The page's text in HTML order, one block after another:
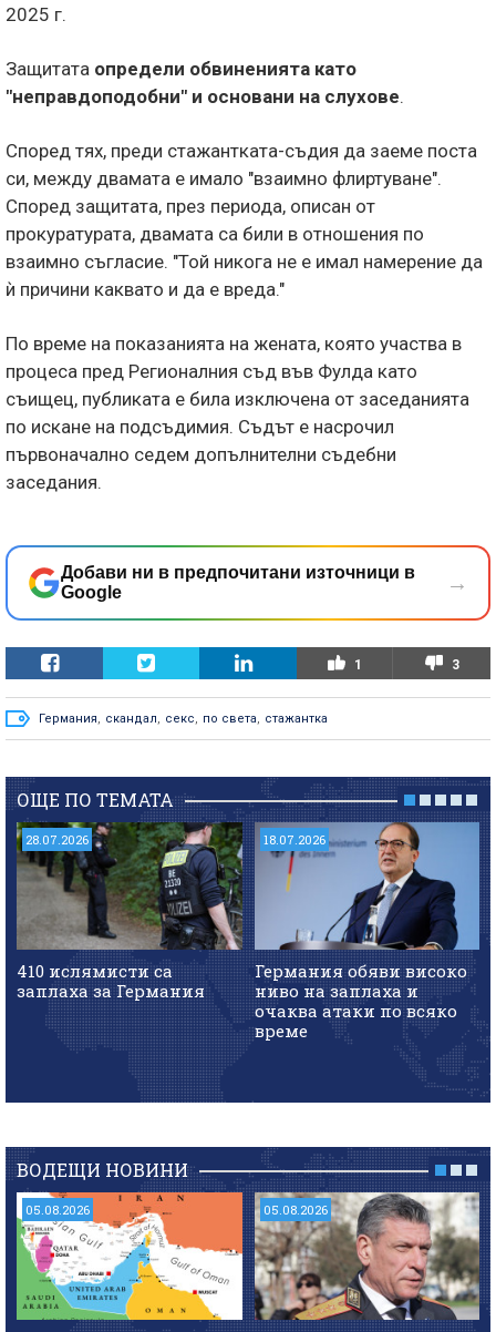
2025 г.
Защитата определи обвиненията като
"неправдоподобни" и основани на слухове.
Според тях, преди стажантката-съдия да заеме поста
си, между двамата е имало "взаимно флиртуване".
Според защитата, през периода, описан от
прокуратурата, двамата са били в отношения по
взаимно съгласие. "Той никога не е имал намерение да
ѝ причини каквато и да е вреда."
По време на показанията на жената, която участва в
процеса пред Регионалния съд във Фулда като
съищец, публиката е била изключена от заседанията
по искане на подсъдимия. Съдът е насрочил
първоначално седем допълнителни съдебни
заседания.
Добави ни в предпочитани източници в
Google
→
1 3
Германия, скандал, секс, по света, стажантка
ОЩЕ ПО ТЕМАТА
28.07.2026
410 ислямисти са
заплаха за Германия
18.07.2026
Германия обяви високо
ниво на заплаха и
очаква атаки по всяко
време
ВОДЕЩИ НОВИНИ
05.08.2026 05.08.2026